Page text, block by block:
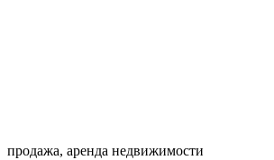
продажа, аренда недвижимости